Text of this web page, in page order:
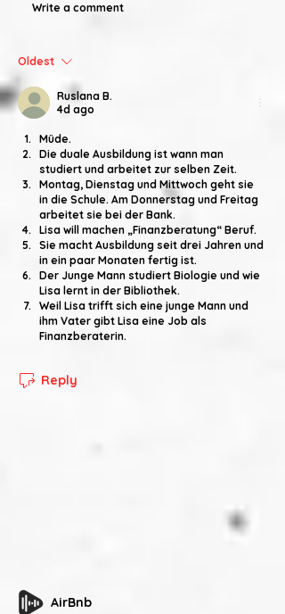
Write a comment
Oldest
Ruslana B.
4d ago
Müde.
Die duale Ausbildung ist wann man
studiert und arbeitet zur selben Zeit.
Montag, Dienstag und Mittwoch geht sie
in die Schule. Am Donnerstag und Freitag
arbeitet sie bei der Bank.
Lisa will machen „Finanzberatung“ Beruf.
Sie macht Ausbildung seit drei Jahren und
in ein paar Monaten fertig ist.
Der Junge Mann studiert Biologie und wie
Lisa lernt in der Bibliothek.
Weil Lisa trifft sich eine junge Mann und
ihm Vater gibt Lisa eine Job als
Finanzberaterin.
Reply
AirBnb